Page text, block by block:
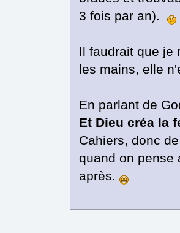
3 fois par an).
Il faudrait que je
les mains, elle
En parlant de
Et Dieu créa la
Cahiers, donc
quand on pense
après.